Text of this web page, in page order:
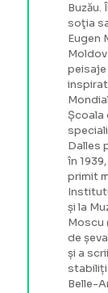
Buzău.
soţia
Eugen
Școala
Dalles
în
primit
și la
Moscu
de
și a
stabiliți
Belle-